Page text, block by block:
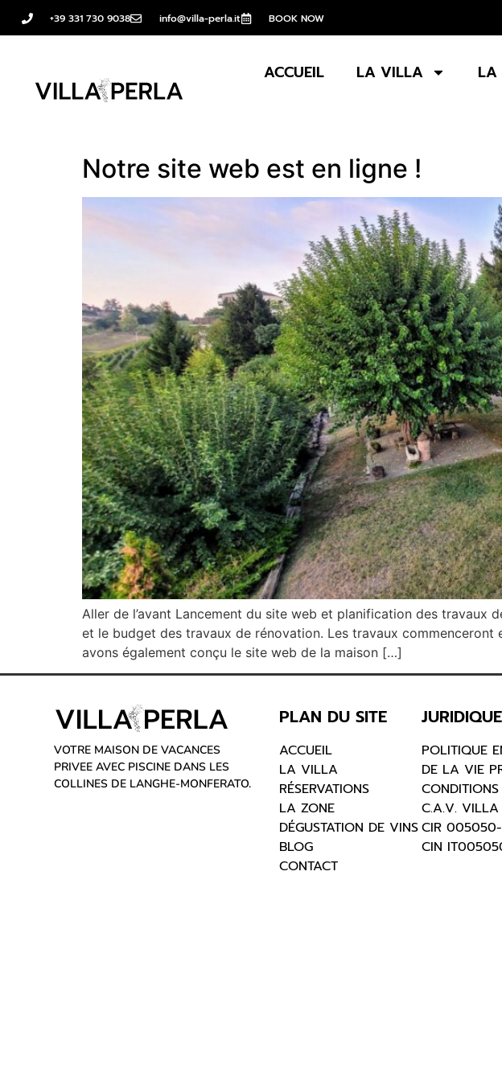
+39 331 730 9038 info@villa-perla.it BOOK NOW
ACCUEIL LA VILLA LA
Notre site web est en ligne !
Aller de l’avant Lancement du site web et planification des travaux
et le budget des travaux de rénovation. Les travaux
avons également conçu le site web de la maison […]
VOTRE MAISON DE VACANCES
PRIVEE AVEC PISCINE DANS LES
COLLINES DE LANGHE-MONFERATO.
PLAN DU SITE
ACCUEIL
LA VILLA
RÉSERVATIONS
LA ZONE
DÉGUSTATION DE VINS
BLOG
CONTACT
JURIDIQUE
POLITIQUE
DE LA VIE
C.A.V. VILLA
CIR
CIN